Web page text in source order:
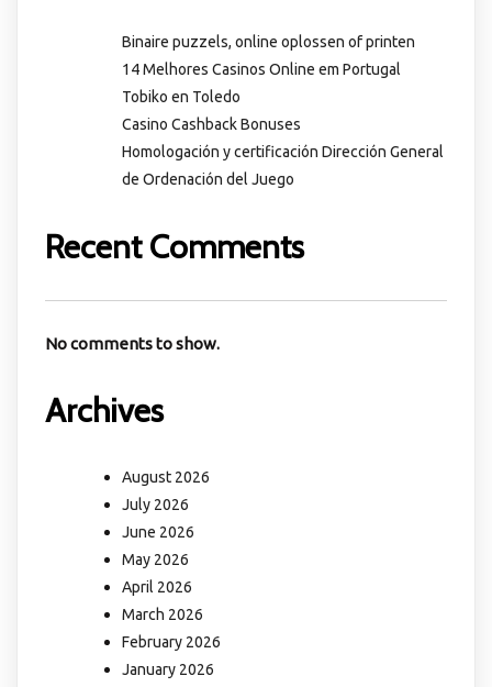
Binaire puzzels, online oplossen of printen
14 Melhores Casinos Online em Portugal
Tobiko en Toledo
Casino Cashback Bonuses
Homologación y certificación Dirección General
de Ordenación del Juego
Recent Comments
No comments to show.
Archives
August 2026
July 2026
June 2026
May 2026
April 2026
March 2026
February 2026
January 2026